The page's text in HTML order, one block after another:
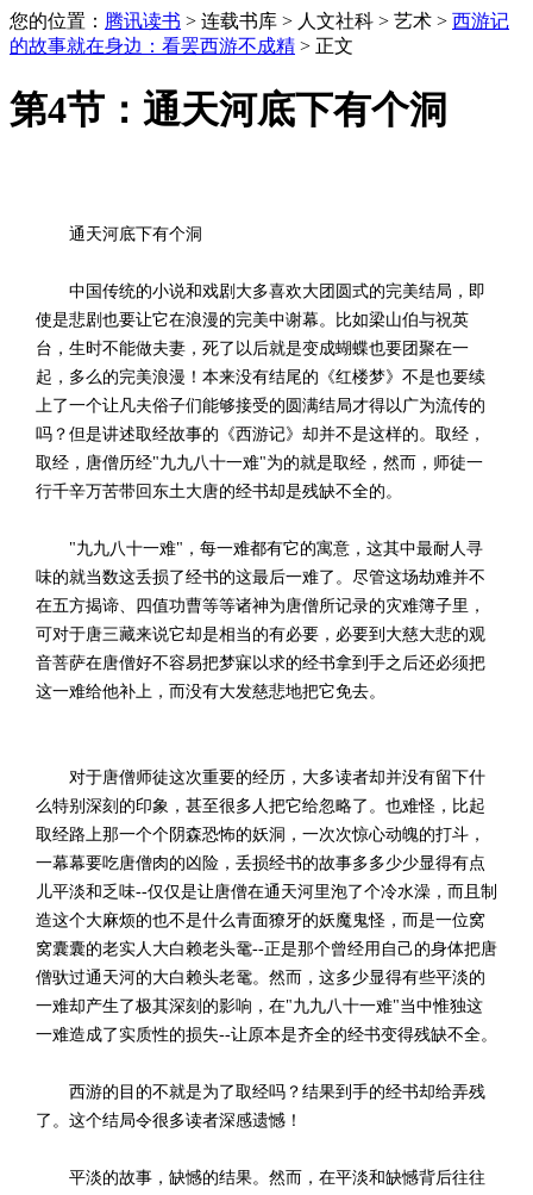
您的位置： 腾讯读书 > 连载书库 > 人文社科 > 艺术 > 西游记
的故事就在身边：看罢西游不成精 > 正文
第4节：通天河底下有个洞
通天河底下有个洞
中国传统的小说和戏剧大多喜欢大团圆式的完美结局，即
使是悲剧也要让它在浪漫的完美中谢幕。比如梁山伯与祝英
台，生时不能做夫妻，死了以后就是变成蝴蝶也要团聚在一
起，多么的完美浪漫！本来没有结尾的《红楼梦》不是也要续
上了一个让凡夫俗子们能够接受的圆满结局才得以广为流传的
吗？但是讲述取经故事的《西游记》却并不是这样的。取经，
取经，唐僧历经"九九八十一难"为的就是取经，然而，师徒一
行千辛万苦带回东土大唐的经书却是残缺不全的。
"九九八十一难"，每一难都有它的寓意，这其中最耐人寻
味的就当数这丢损了经书的这最后一难了。尽管这场劫难并不
在五方揭谛、四值功曹等等诸神为唐僧所记录的灾难簿子里，
可对于唐三藏来说它却是相当的有必要，必要到大慈大悲的观
音菩萨在唐僧好不容易把梦寐以求的经书拿到手之后还必须把
这一难给他补上，而没有大发慈悲地把它免去。
对于唐僧师徒这次重要的经历，大多读者却并没有留下什
么特别深刻的印象，甚至很多人把它给忽略了。也难怪，比起
取经路上那一个个阴森恐怖的妖洞，一次次惊心动魄的打斗，
一幕幕要吃唐僧肉的凶险，丢损经书的故事多多少少显得有点
儿平淡和乏味--仅仅是让唐僧在通天河里泡了个冷水澡，而且制
造这个大麻烦的也不是什么青面獠牙的妖魔鬼怪，而是一位窝
窝囊囊的老实人大白赖老头鼋--正是那个曾经用自己的身体把唐
僧驮过通天河的大白赖头老鼋。然而，这多少显得有些平淡的
一难却产生了极其深刻的影响，在"九九八十一难"当中惟独这
一难造成了实质性的损失--让原本是齐全的经书变得残缺不全。
西游的目的不就是为了取经吗？结果到手的经书却给弄残
了。这个结局令很多读者深感遗憾！
平淡的故事，缺憾的结果。然而，在平淡和缺憾背后往往